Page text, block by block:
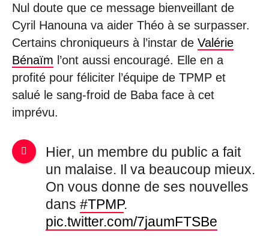
Nul doute que ce message bienveillant de
Cyril Hanouna va aider Théo à se surpasser.
Certains chroniqueurs à l’instar de Valérie
Bénaïm l’ont aussi encouragé. Elle en a
profité pour féliciter l’équipe de TPMP et
salué le sang-froid de Baba face à cet
imprévu.
Hier, un membre du public a fait
un malaise. Il va beaucoup mieux.
On vous donne de ses nouvelles
dans#TPMP.
pic.twitter.com/7jaumFTSBe